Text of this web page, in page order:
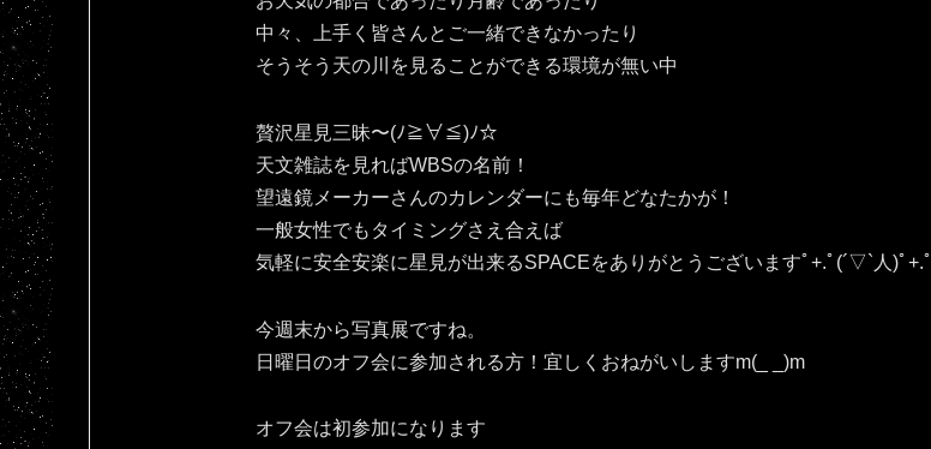
中々、上手く皆さんとご一緒できなかったり
そうそう天の川を見ることができる環境が無い中
贅沢星見三昧〜(ﾉ≧∀≦)ﾉ☆
天文雑誌を見ればWBSの名前！
望遠鏡メーカーさんのカレンダーにも毎年どなたかが！
一般女性でもタイミングさえ合えば
気軽に安全安楽に星見が出来るSPACEをありがとうございますﾟ+.ﾟ(´▽`人)ﾟ+.ﾟ
今週末から写真展ですね。
日曜日のオフ会に参加される方！宜しくおねがいしますm(_ _)m
オフ会は初参加になります